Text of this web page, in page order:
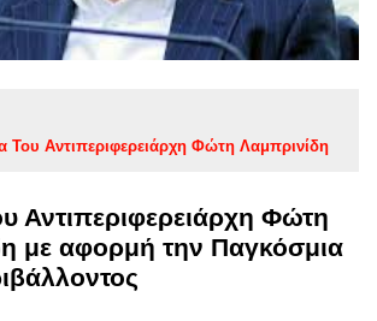
Του Αντιπεριφερειάρχη Φώτη Λαμπρινίδη
Αντιπεριφερειάρχη Φώτη
με αφορμή την Παγκόσμια